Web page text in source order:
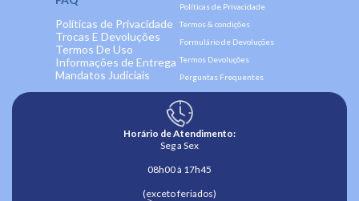
Políticas de Privacidade
Trocas E Devoluções
Termos De Uso
Informações de Entrega
Mandatos Judiciais
Políticas de Privacidade
Termos & condições
Formulário de Devoluções
Termos Devoluções
Perguntas Frequentes
Horário de Atendimento:
Seg a Sex
08h00 à 17h45
(exceto feriados)